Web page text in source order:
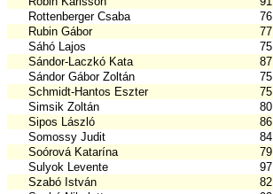
Rottenberger Csaba
76
Rubin Gábor
77
Sáhó Lajos
75
Sándor-Laczkó Kata
87
Sándor Gábor Zoltán
75
Schmidt-Hantos Eszter
75
Simsik Zoltán
80
Sipos László
86
Somossy Judit
84
Soórová Katarína
79
Sulyok Levente
97
Szabó István
82